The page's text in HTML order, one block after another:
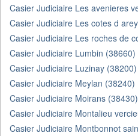
Casier Judiciaire Les avenieres
Casier Judiciaire Les cotes d
Casier Judiciaire Les roches de
Casier Judiciaire Lumbin (38660)
Casier Judiciaire Luzinay (38200)
Casier Judiciaire Meylan (38240)
Casier Judiciaire Moirans (38430)
Casier Judiciaire Montalieu
Casier Judiciaire Montbonnot